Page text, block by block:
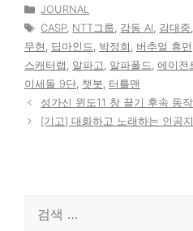
카
테
리
JOURNAL
태
그
CASP, NTT그룹, 감동 AI, 김대중,
무현 , 딥마인드, 박정희 , 버추얼 휴먼
스캐터랩 , 알파고, 알파폴드, 에이전
이세돌 9단, 챗봇, 터틀맨
성가신 윈도11 창 끌기 후속 동작
[기고] 대화하고 노래하는 인공